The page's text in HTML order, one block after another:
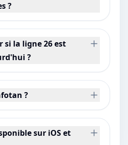
?
si la ligne 26 est
?
?
sur iOS et